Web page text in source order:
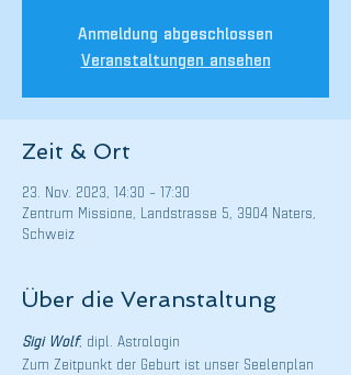
Anmeldung abgeschlossen
Veranstaltungen ansehen
Zeit & Ort
23. Nov. 2023, 14:30 – 17:30
Zentrum Missione, Landstrasse 5, 3904 Naters,
Schweiz
Über die Veranstaltung
Sigi Wolf, dipl. Astrologin
Zum Zeitpunkt der Geburt ist unser Seelenplan